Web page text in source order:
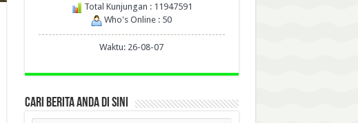
Total Kunjungan : 11947591
Who's Online : 50
Waktu: 26-08-07
CARI BERITA ANDA DI SINI